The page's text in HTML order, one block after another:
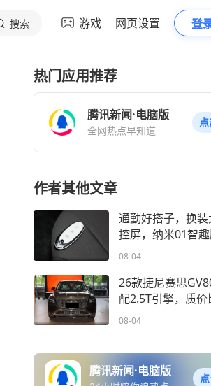
搜索 游戏 网页设置 登
热门应用推荐
腾讯新闻·电脑版
全网热点早知道
作者其他文章
通勤好搭子，换
控屏，纳米01智
味性？
08-04
26款捷尼赛思
配2.5T引擎，质价
08-04
腾讯新闻·电脑版